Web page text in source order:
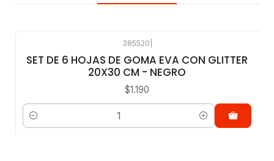
385520
SET DE 6 HOJAS DE GOMA EVA CON GLITTER
20X30 CM - NEGRO
$1.190
Cantidad